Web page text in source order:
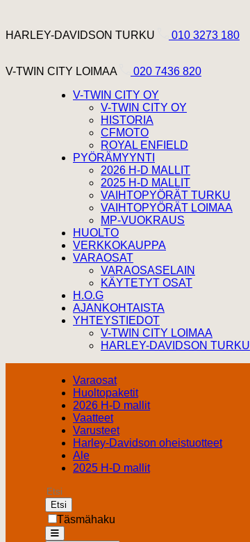
HARLEY-DAVIDSON TURKU
010 3273 180
V-TWIN CITY LOIMAA
020 7436 820
V-TWIN CITY OY
V-TWIN CITY OY
HISTORIA
CFMOTO
ROYAL ENFIELD
PYÖRÄMYYNTI
2026 H-D MALLIT
2025 H-D MALLIT
VAIHTOPYÖRÄT TURKU
VAIHTOPYÖRÄT LOIMAA
MP-VUOKRAUS
HUOLTO
VERKKOKAUPPA
VARAOSAT
VARAOSASELAIN
KÄYTETYT OSAT
H.O.G
AJANKOHTAISTA
YHTEYSTIEDOT
V-TWIN CITY LOIMAA
HARLEY-DAVIDSON TURKU
Varaosat
Huoltopaketit
2026 H-D mallit
Vaatteet
Varusteet
Harley-Davidson oheistuotteet
Ale
2025 H-D mallit
Etsi
Täsmähaku
open